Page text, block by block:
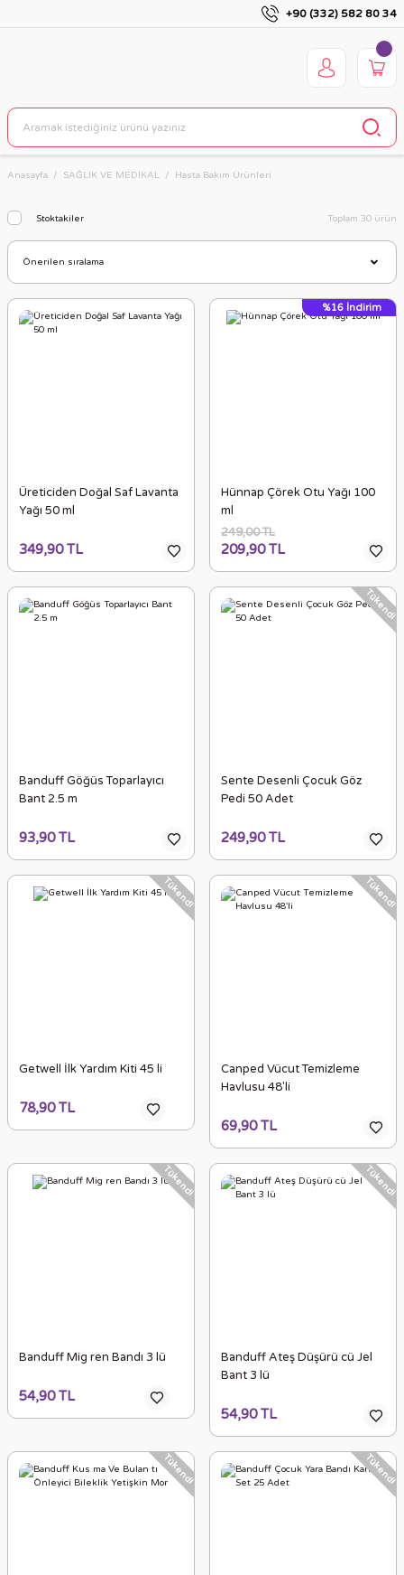
+90 (332) 582 80 34
Anasayfa SAĞLIK VE MEDİKAL Hasta Bakım Ürünleri
Stoktakiler Toplam 30 ürün
Üreticiden Doğal Saf Lavanta
Yağı 50 ml
349,90 TL
%16 İndirim
Hünnap Çörek Otu Yağı 100
ml
249,00 TL
209,90 TL
Banduff Göğüs Toparlayıcı
Bant 2.5 m
93,90 TL
Tükendi
Sente Desenli Çocuk Göz
Pedi 50 Adet
249,90 TL
Tükendi
Getwell İlk Yardım Kiti 45 li
78,90 TL
Tükendi
Canped Vücut Temizleme
Havlusu 48'li
69,90 TL
Tükendi
Banduff Mig ren Bandı 3 lü
54,90 TL
Tükendi
Banduff Ateş Düşürü cü Jel
Bant 3 lü
54,90 TL
Tükendi Tükendi